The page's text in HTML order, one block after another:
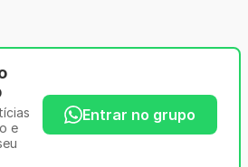
e
Entrar no grupo